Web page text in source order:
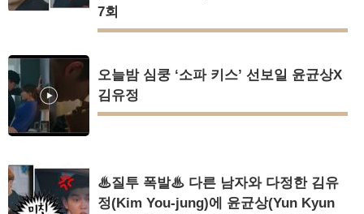
7회
오늘밤 심쿵 ‘소파 키스’ 선보일 윤균상X
김유정
♨질투 폭발♨ 다른 남자와 다정한 김유
정(Kim You-jung)에 윤균상(Yun Kyun